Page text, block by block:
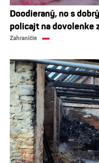
Doodieraný, no s
policajt na dovolenke
Zahraničie